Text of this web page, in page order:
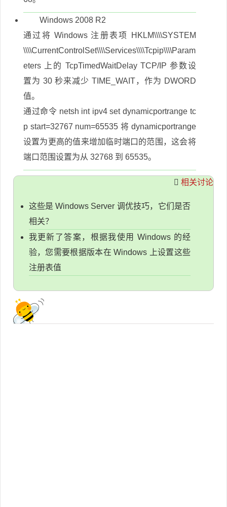
Windows 2008 R2
通过将 Windows 注册表项 HKLM\\\\SYSTEM
\\\\CurrentControlSet\\\\Services\\\\Tcpip\\\\Param
eters 上的 TcpTimedWaitDelay TCP/IP 参数设
置为 30 秒来减少 TIME_WAIT，作为 DWORD
值。
通过命令 netsh int ipv4 set dynamicportrange tc
p start=32767 num=65535 将 dynamicportrange
设置为更高的值来增加临时端口的范围，这会将
端口范围设置为从 32768 到 65535。
相关讨论
这些是 Windows Server 调优技巧，它们是否
相关？
我更新了答案，根据我使用 Windows 的经
验，您需要根据版本在 Windows 上设置这些
注册表值